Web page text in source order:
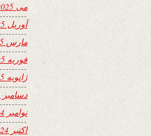
می 2025
آوریل 2025
مارس 2025
فوریه 2025
ژانویه 2025
دسامبر 2024
نوامبر 2024
اکتبر 2024